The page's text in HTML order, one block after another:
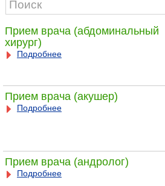
Прием врача (абдоминальный
хирург)
Подробнее
Прием врача (акушер)
Подробнее
Прием врача (андролог)
Подробнее